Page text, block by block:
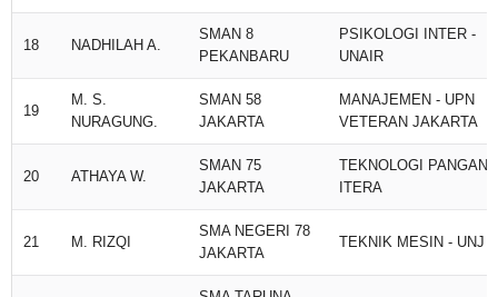
18 NADHILAH A.
SMAN 8
PEKANBARU
PSIKOLOGI INTER -
UNAIR
19
M. S.
NURAGUNG.
SMAN 58
JAKARTA
MANAJEMEN - UPN
VETERAN JAKARTA
20 ATHAYA W.
SMAN 75
JAKARTA
TEKNOLOGI PANGAN -
ITERA
21 M. RIZQI
SMA NEGERI 78
JAKARTA
TEKNIK MESIN - UNJ